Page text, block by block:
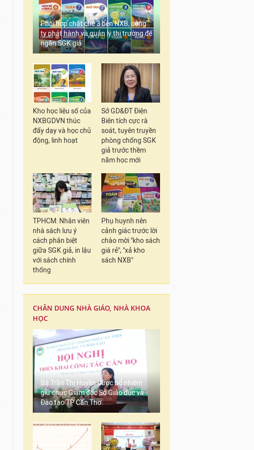
Phối hợp chặt chẽ 3 bên NXB, công
ty phát hành và quản lý thị trường để
ngăn SGK giả
Kho học liệu số của
NXBGDVN thúc
đẩy dạy và học chủ
động, linh hoạt
Sở GD&ĐT Điện
Biên tích cực rà
soát, tuyên truyền
phòng chống SGK
giả trước thềm
năm học mới
TPHCM: Nhân viên
nhà sách lưu ý
cách phân biệt
giữa SGK giả, in lậu
với sách chính
thống
Phụ huynh nên
cảnh giác trước lời
chào mời "kho sách
giá rẻ", "xả kho
sách NXB"
CHÂN DUNG NHÀ GIÁO, NHÀ KHOA
HỌC
Bà Trần Thị Huyền được bổ nhiệm
giữ chức Giám đốc Sở Giáo dục và
Đào tạo TP Cần Thơ